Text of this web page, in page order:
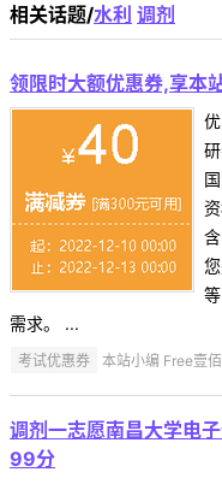
相关话题/水利 调剂
领限时大额优惠券,享本
需求。 ...
考试优惠券 本站小编 Free壹
调剂一志愿南昌大学电
99分